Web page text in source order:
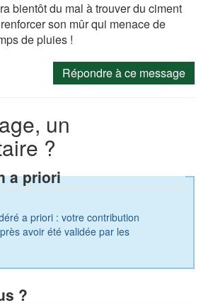
bientôt du mal à trouver du ciment
son mûr qui menace de
de pluies !
Répondre à ce message
un
?
a priori
a priori : votre contribution
avoir été validée par les
?